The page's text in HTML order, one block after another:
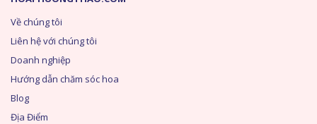
Về chúng tôi
Liên hệ với chúng tôi
Doanh nghiệp
Hướng dẫn chăm sóc hoa
Blog
Địa Điểm